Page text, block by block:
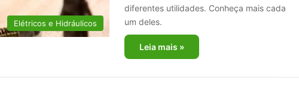
Elétricos e Hidráulicos
diferentes utilidades. Conheça mais cada
um deles.
Leia mais »